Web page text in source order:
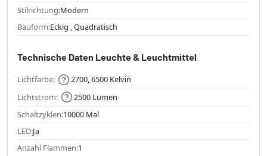
Stilrichtung:Modern
Bauform:Eckig , Quadratisch
Technische Daten Leuchte & Leuchtmittel
Lichtfarbe:
2700, 6500 Kelvin
Lichtstrom:
2500 Lumen
Schaltzyklen:10000 Mal
LED:Ja
Anzahl Flammen:1